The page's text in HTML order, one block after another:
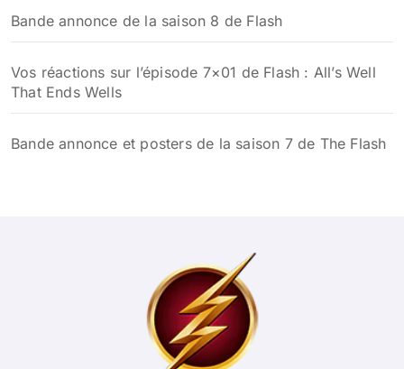
Bande annonce de la saison 8 de Flash
Vos réactions sur l’épisode 7×01 de Flash : All’s Well
That Ends Wells
Bande annonce et posters de la saison 7 de The Flash